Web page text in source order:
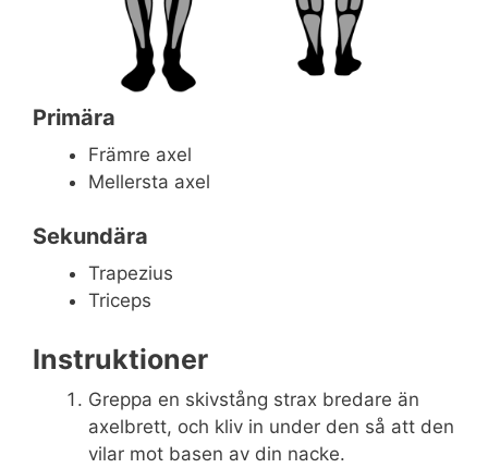
Primära
Främre axel
Mellersta axel
Sekundära
Trapezius
Triceps
Instruktioner
Greppa en skivstång strax bredare än
axelbrett, och kliv in under den så att den
vilar mot basen av din nacke.